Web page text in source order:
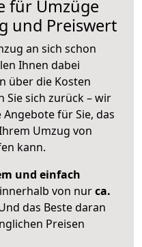
für Umzüge
und Preiswert
an sich schon
Ihnen dabei
über die Kosten
Sie sich zurück – wir
für Sie, das
Umzug von
kann.
und einfach
von nurca.
das Beste daran
Preisen